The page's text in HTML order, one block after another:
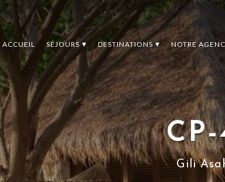
ACCUEIL SÉJOURS DESTINATIONS NOTRE
Gili